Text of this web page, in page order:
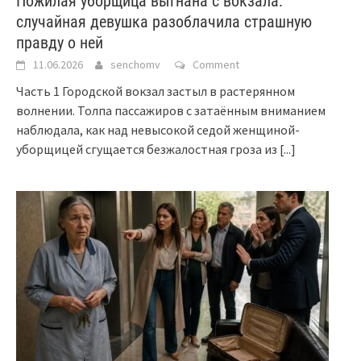
случайная девушка разоблачила страшную
правду о ней
11.06.2026 senchomv Comment
Часть 1 Городской вокзал застыл в растерянном
волнении. Толпа пассажиров с затаённым вниманием
наблюдала, как над невысокой седой женщиной-
уборщицей сгущается безжалостная гроза из [...]